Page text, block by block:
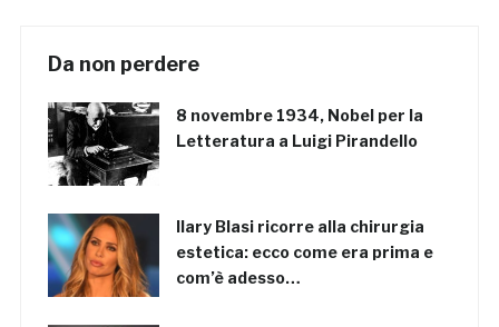
Da non perdere
8 novembre 1934, Nobel per la
Letteratura a Luigi Pirandello
Ilary Blasi ricorre alla chirurgia
estetica: ecco come era prima e
com’è adesso…